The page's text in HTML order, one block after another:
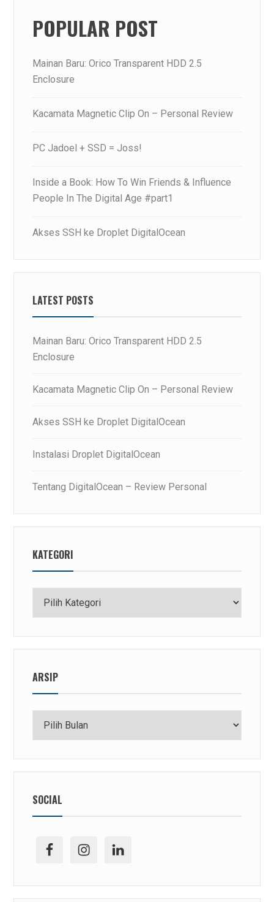
POPULAR POST
Mainan Baru: Orico Transparent HDD 2.5
Enclosure
Kacamata Magnetic Clip On – Personal Review
PC Jadoel + SSD = Joss!
Inside a Book: How To Win Friends & Influence
People In The Digital Age #part1
Akses SSH ke Droplet DigitalOcean
LATEST POSTS
Mainan Baru: Orico Transparent HDD 2.5
Enclosure
Kacamata Magnetic Clip On – Personal Review
Akses SSH ke Droplet DigitalOcean
Instalasi Droplet DigitalOcean
Tentang DigitalOcean – Review Personal
KATEGORI
ARSIP
SOCIAL
facebook
ig linkedin